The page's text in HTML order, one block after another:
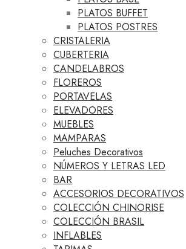
PLATOS BUFFET
PLATOS POSTRES
CRISTALERIA
CUBERTERIA
CANDELABROS
FLOREROS
PORTAVELAS
ELEVADORES
MUEBLES
MAMPARAS
Peluches Decorativos
NÚMEROS Y LETRAS LED
BAR
ACCESORIOS DECORATIVOS
COLECCIÓN CHINORISE
COLECCIÓN BRASIL
INFLABLES